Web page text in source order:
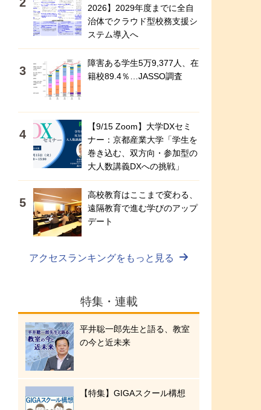
2026】2029年度までに全自
治体でクラウド型校務支援シ
ステム導入へ
障害ある学生5万9,377人、在
籍校89.4％…JASSO調査
【9/15 Zoom】大学DXセミ
ナー：京都産業大学「学生を
巻き込む、双方向・参加型の
大人数講義DXへの挑戦」
高校教育はここまで変わる、
遠隔教育で進む学びのアップ
デート
アクセスランキングをもっと見る
特集・連載
平井聡一郎先生と語る、教室
の今と近未来
【特集】GIGAスクール構想